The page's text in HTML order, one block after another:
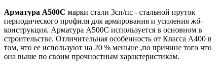
Арматура А500С марки стали 3сп/пс - стальной пруток
периодического профиля для армирования и усиления жб-
конструкция. Арматура А500С используется в основном в
строительстве. Отличительная особенность от Класса А400 в
том, что ее используют на 20 % меньше ,по причине того что
она выше по своим прочностным характеристикам.